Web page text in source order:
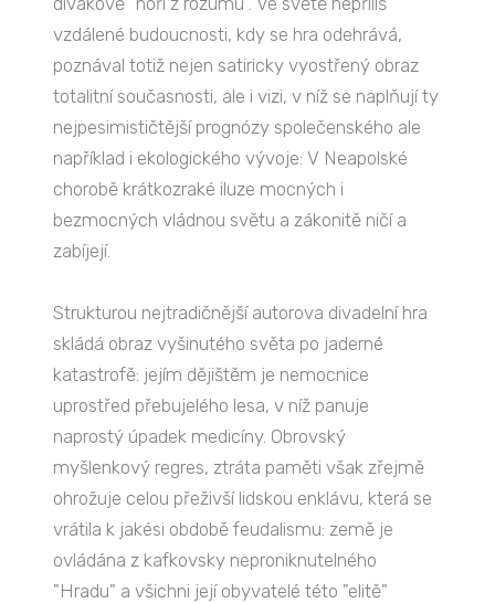
vzdálené budoucnosti, kdy se hra odehrává,
poznával totiž nejen satiricky vyostřený obraz
totalitní současnosti, ale i vizi, v níž se naplňují ty
nejpesimističtější prognózy společenského ale
například i ekologického vývoje: V Neapolské
chorobě krátkozraké iluze mocných i
bezmocných vládnou světu a zákonitě ničí a
zabíjejí.
Strukturou nejtradičnější autorova divadelní hra
skládá obraz vyšinutého světa po jaderné
katastrofě: jejím dějištěm je nemocnice
uprostřed přebujelého lesa, v níž panuje
naprostý úpadek medicíny. Obrovský
myšlenkový regres, ztráta paměti však zřejmě
ohrožuje celou přeživší lidskou enklávu, která se
vrátila k jakési obdobě feudalismu: země je
ovládána z kafkovsky neproniknutelného
"Hradu" a všichni její obyvatelé této "elitě"